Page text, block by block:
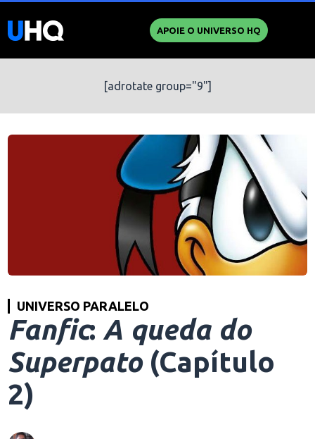
APOIE O UNIVERSO HQ
[adrotate group="9"]
UNIVERSO PARALELO
Fanfic: A queda do
Superpato(Capítulo
2)